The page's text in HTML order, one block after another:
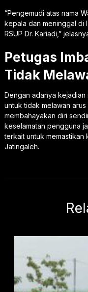
“Pengemudi atas nama
kepala dan meninggal di
RSUP Dr. Kariadi,”
Petugas
Tidak
Dengan adanya kejadian
untuk tidak melawan
membahayakan diri
keselamatan pengguna
terkait untuk memastikan
Jatingaleh.